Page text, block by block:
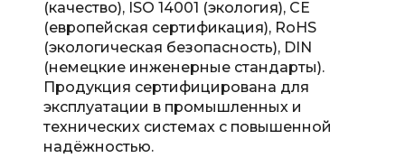
(качество), ISO 14001 (экология), CE
(европейская сертификация), RoHS
(экологическая безопасность), DIN
(немецкие инженерные стандарты).
Продукция сертифицирована для
эксплуатации в промышленных и
технических системах с повышенной
надёжностью.